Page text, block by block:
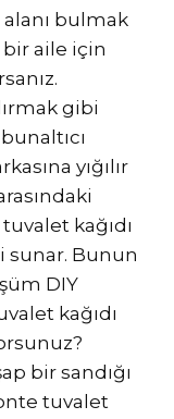
bulmak
aile için
gibi
yığılır
tuvalet kağıdı
sunar. Bunun
DIY
kağıdı
bir sandığı
tuvalet